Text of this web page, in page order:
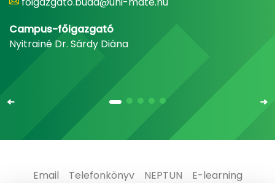
Campus-főigazgató
Nyitrainé Dr. Sárdy Diána
Email Telefonkönyv NEPTUN
E-learning